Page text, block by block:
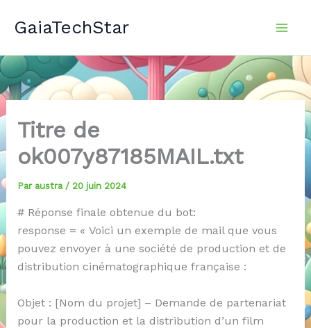
GaiaTechStar
Titre de
ok007y87185MAIL.txt
Par austra / 20 juin 2024
# Réponse finale obtenue du bot:
response = « Voici un exemple de mail que vous
pouvez envoyer à une société de production et de
distribution cinématographique française :
Objet : [Nom du projet] – Demande de partenariat
pour la production et la distribution d’un film